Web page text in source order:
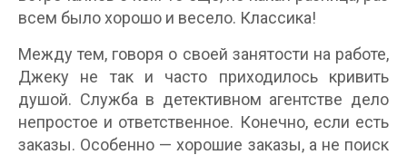
всем было хорошо и весело. Классика!
Между тем, говоря о своей занятости на работе,
Джеку не так и часто приходилось кривить
душой. Служба в детективном агентстве дело
непростое и ответственное. Конечно, если есть
заказы. Особенно — хорошие заказы, а не поиск